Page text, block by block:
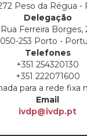
Peso da Régua -
Delegação
Rua Ferreira Borges,
253 Porto -
Telefones
+351 254320130
+351 222071600
para a rede fixa
Email
ivdp@ivdp.pt